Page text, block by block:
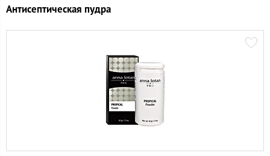
Антисептическая пудра